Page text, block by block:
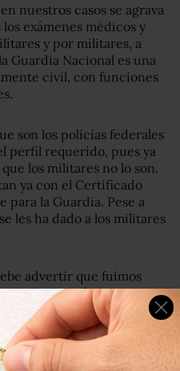
nuestros casos se agrava
exámenes médicos y
y por militares, a
Guardia Nacional es una
civil, con funciones
son los policías federales
perfil requerido, pues ya
los militares no lo son.
ya con el Certificado
la Guardia. Pese a
les ha dado a los militares
advertir que fuimos
iniciar con el
Guardia Nacional”,
seguridad jurídica, legalidad